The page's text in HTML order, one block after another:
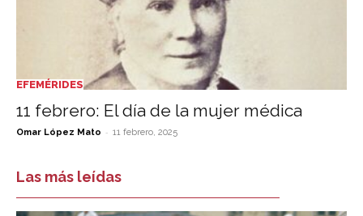
EFEMÉRIDES
11 febrero: El día de la mujer médica
Omar López Mato - 11 febrero, 2025
Las más leídas